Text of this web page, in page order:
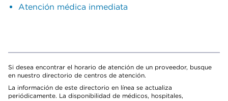
Atención médica inmediata
Si desea encontrar el horario de atención de un proveedor, busque
en nuestro directorio de centros de atención.
La información de este directorio en línea se actualiza
periódicamente. La disponibilidad de médicos, hospitales,